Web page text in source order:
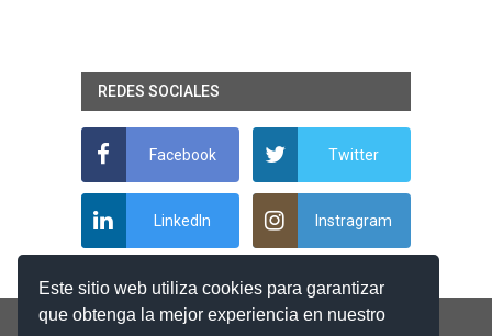
Este sitio web utiliza cookies para garantizar
que obtenga la mejor experiencia en nuestro
REDES SOCIALES
Facebook Twitter
LinkedIn Instragram